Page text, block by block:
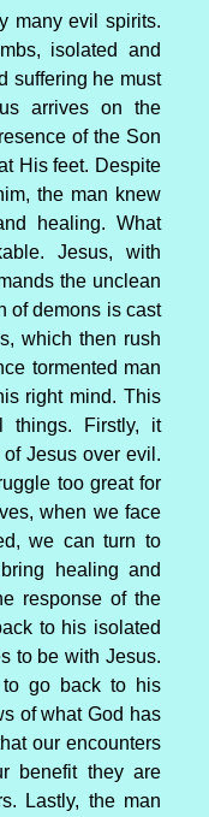
many evil spirits.
isolated and
suffering he must
arrives on the
of the Son
His feet. Despite
the man knew
healing. What
Jesus, with
the unclean
of demons is cast
which then rush
tormented man
right mind. This
things. Firstly, it
Jesus over evil.
too great for
when we face
we can turn to
healing and
response of the
to his isolated
to be with Jesus.
to go back to his
of what God has
our encounters
benefit they are
Lastly, the man